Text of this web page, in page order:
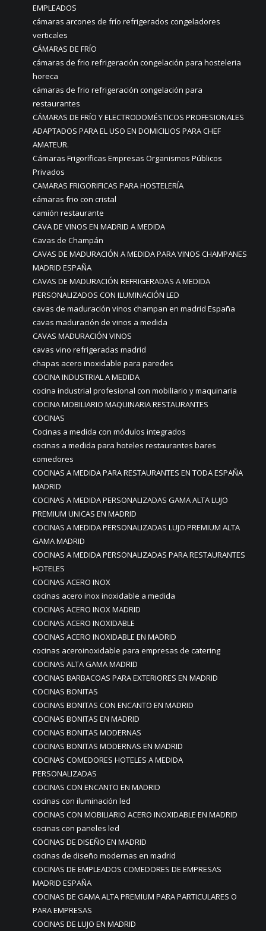
EMPLEADOS
cámaras arcones de frío refrigerados congeladores
verticales
CÁMARAS DE FRÍO
cámaras de frio refrigeración congelación para hosteleria
horeca
cámaras de frio refrigeración congelación para
restaurantes
CÁMARAS DE FRÍO Y ELECTRODOMÉSTICOS PROFESIONALES
ADAPTADOS PARA EL USO EN DOMICILIOS PARA CHEF
AMATEUR.
Cámaras Frigoríficas Empresas Organismos Públicos
Privados
CAMARAS FRIGORIFICAS PARA HOSTELERÍA
cámaras frio con cristal
camión restaurante
CAVA DE VINOS EN MADRID A MEDIDA
Cavas de Champán
CAVAS DE MADURACIÓN A MEDIDA PARA VINOS CHAMPANES
MADRID ESPAÑA
CAVAS DE MADURACIÓN REFRIGERADAS A MEDIDA
PERSONALIZADOS CON ILUMINACIÓN LED
cavas de maduración vinos champan en madrid España
cavas maduración de vinos a medida
CAVAS MADURACIÓN VINOS
cavas vino refrigeradas madrid
chapas acero inoxidable para paredes
COCINA INDUSTRIAL A MEDIDA
cocina industrial profesional con mobiliario y maquinaria
COCINA MOBILIARIO MAQUINARIA RESTAURANTES
COCINAS
Cocinas a medida con módulos integrados
cocinas a medida para hoteles restaurantes bares
comedores
COCINAS A MEDIDA PARA RESTAURANTES EN TODA ESPAÑA
MADRID
COCINAS A MEDIDA PERSONALIZADAS GAMA ALTA LUJO
PREMIUM UNICAS EN MADRID
COCINAS A MEDIDA PERSONALIZADAS LUJO PREMIUM ALTA
GAMA MADRID
COCINAS A MEDIDA PERSONALIZADAS PARA RESTAURANTES
HOTELES
COCINAS ACERO INOX
cocinas acero inox inoxidable a medida
COCINAS ACERO INOX MADRID
COCINAS ACERO INOXIDABLE
COCINAS ACERO INOXIDABLE EN MADRID
cocinas aceroinoxidable para empresas de catering
COCINAS ALTA GAMA MADRID
COCINAS BARBACOAS PARA EXTERIORES EN MADRID
COCINAS BONITAS
COCINAS BONITAS CON ENCANTO EN MADRID
COCINAS BONITAS EN MADRID
COCINAS BONITAS MODERNAS
COCINAS BONITAS MODERNAS EN MADRID
COCINAS COMEDORES HOTELES A MEDIDA
PERSONALIZADAS
COCINAS CON ENCANTO EN MADRID
cocinas con iluminación led
COCINAS CON MOBILIARIO ACERO INOXIDABLE EN MADRID
cocinas con paneles led
COCINAS DE DISEÑO EN MADRID
cocinas de diseño modernas en madrid
COCINAS DE EMPLEADOS COMEDORES DE EMPRESAS
MADRID ESPAÑA
COCINAS DE GAMA ALTA PREMIUM PARA PARTICULARES O
PARA EMPRESAS
COCINAS DE LUJO EN MADRID